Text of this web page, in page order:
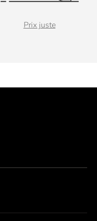
Prix juste